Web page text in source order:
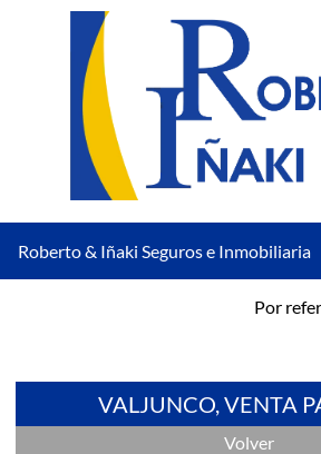
Roberto & Iñaki Seguros e Inmobiliaria
Por
VALJUNCO, VENTA
Volver